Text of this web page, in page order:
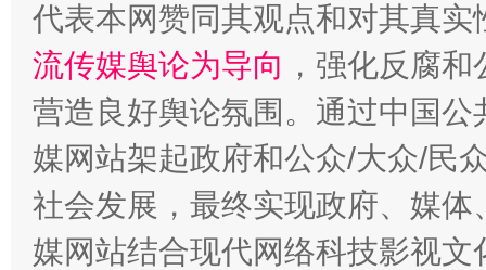
在谋一域中谋全局
今
代表本网赞同其观点和对其真实
流传媒舆论为导向 ，强化反腐
营造良好舆论氛围。通过中国
媒网站架起政府和公众/大众/民
社会发展，最终实现政府、媒
媒网站结合现代网络科技影视